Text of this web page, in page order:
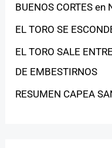
BUENOS CORTES en
EL TORO SE
EL TORO SALE
DE EMBESTIRNOS
RESUMEN CAPEA